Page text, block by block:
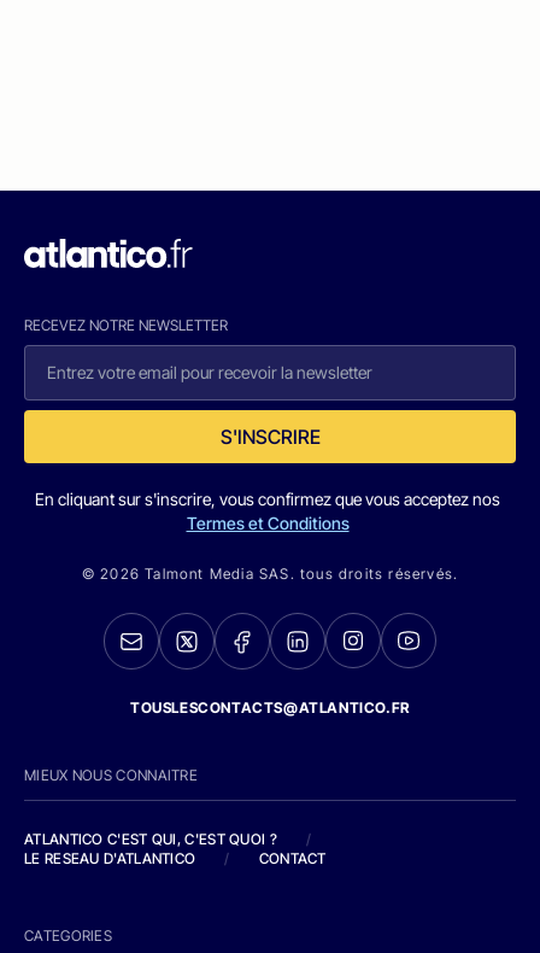
RECEVEZ NOTRE NEWSLETTER
S'INSCRIRE
En cliquant sur s'inscrire, vous confirmez que vous acceptez nos
Termes et Conditions
© 2026 Talmont Media SAS. tous droits réservés.
TOUSLESCONTACTS@ATLANTICO.FR
MIEUX NOUS CONNAITRE
ATLANTICO C'EST QUI, C'EST QUOI ?
/
LE RESEAU D'ATLANTICO
/ CONTACT
CATEGORIES